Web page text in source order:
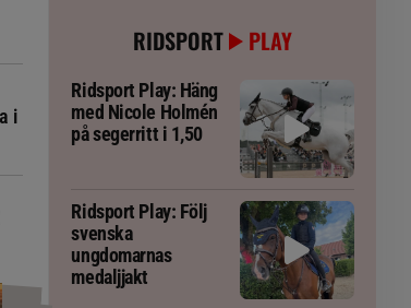
i
RIDSPORT PLAY
Ridsport Play: Häng
med Nicole Holmén
på segerritt i 1,50
Ridsport Play: Följ
svenska
ungdomarnas
medaljjakt